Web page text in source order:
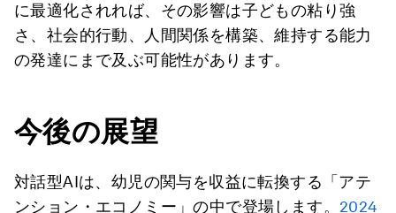
に最適化されれば、その影響は子どもの粘り強
さ、社会的行動、人間関係を構築、維持する能力
の発達にまで及ぶ可能性があります。
今後の展望
対話型AIは、幼児の関与を収益に転換する「アテ
ンション・エコノミー」の中で登場します。 2024